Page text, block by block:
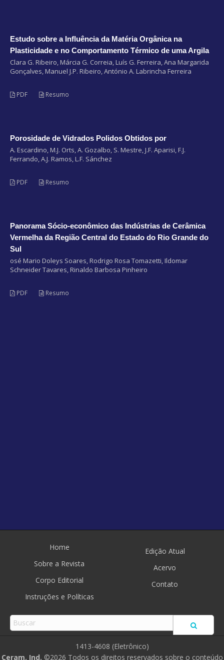
Estudo sobre a Influência da Matéria Orgânica na
Plasticidade e no Comportamento Térmico de uma Argila
Clara G. Ribeiro, Márcia G. Correia, Luís G. Ferreira, Ana Margarida
Gonçalves, Manuel J.P. Ribeiro, António A. Labrincha Ferreira
PDF Resumo
Porosidade de Vidrados Polidos Obtidos por
A. Escardino, M.J. Orts, A. Gozalbo, S. Mestre, J.F. Aparisi, F.J.
Ferrando, A.J. Ramos, L.F. Sánchez
PDF Resumo
Panorama Sócio-econômico das Indústrias de Cerâmica
Vermelha da Região Central do Estado do Rio Grande do
Sul
osé Mario Doleys Soares, Rodrigo Rosa Tomazetti, Ildomar
Schneider Tavares, Rinaldo Barbosa Pinheiro
PDF Resumo
Home
Sobre a Revista
Corpo Editorial
Instruções e Políticas
Edição Atual
Acervo
Contato
1413-4608 (Eletrônico)
Ceram. Ind. ©2026 Todos os direitos reservados sobre o conteúdo